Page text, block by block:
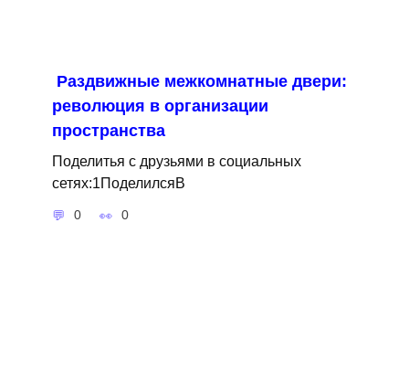
Раздвижные межкомнатные двери:
революция в организации
пространства
Поделитья с друзьями в социальных
сетях:1ПоделилсяВ
0 0